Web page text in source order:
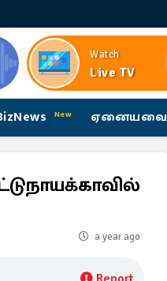
Watch
Live TV
New ஏனையவை
a year ago